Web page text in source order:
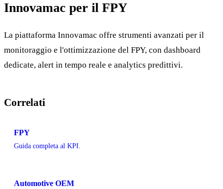
Innovamac per il FPY
La piattaforma Innovamac offre strumenti avanzati per il
monitoraggio e l'ottimizzazione del FPY, con dashboard
dedicate, alert in tempo reale e analytics predittivi.
Correlati
FPY
Guida completa al KPI.
Automotive OEM